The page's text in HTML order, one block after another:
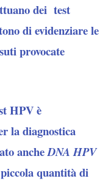
dei test
di evidenziare le
provocate
HPV è
la diagnostica
ancheDNA HPV
quantità di